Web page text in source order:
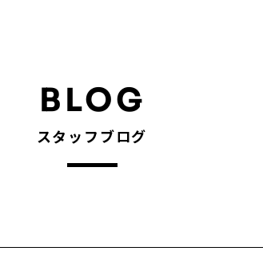
BLOG
スタッフブログ